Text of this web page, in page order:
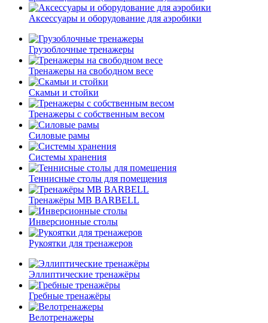
Аксессуары и оборудование для аэробики
Грузоблочные тренажеры
Тренажеры на свободном весе
Скамьи и стойки
Тренажеры с собственным весом
Силовые рамы
Системы хранения
Теннисные столы для помещения
Тренажёры MB BARBELL
Инверсионные столы
Рукоятки для тренажеров
Эллиптические тренажёры
Гребные тренажёры
Велотренажеры